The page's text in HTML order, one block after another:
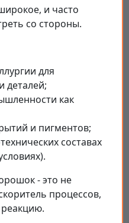
и часто
со стороны.
для
деталей;
как
и пигментов;
составах
- это не
процессов,